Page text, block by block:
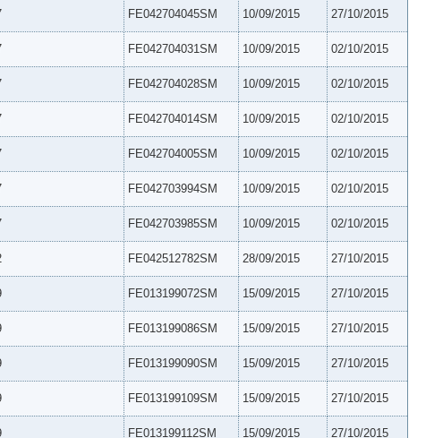
FE042704045SM 10/09/2015 27/10/2015
FE042704031SM 10/09/2015 02/10/2015
FE042704028SM 10/09/2015 02/10/2015
FE042704014SM 10/09/2015 02/10/2015
FE042704005SM 10/09/2015 02/10/2015
FE042703994SM 10/09/2015 02/10/2015
FE042703985SM 10/09/2015 02/10/2015
FE042512782SM 28/09/2015 27/10/2015
FE013199072SM 15/09/2015 27/10/2015
FE013199086SM 15/09/2015 27/10/2015
FE013199090SM 15/09/2015 27/10/2015
FE013199109SM 15/09/2015 27/10/2015
FE013199112SM 15/09/2015 27/10/2015